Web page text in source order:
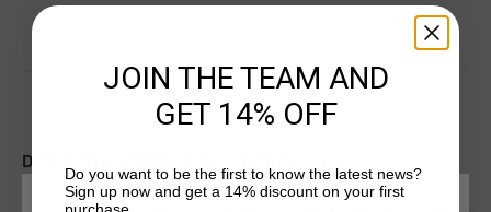
modern, sleek look.
DAS KÖNNTE IHNEN AUCH GEFALLEN
JOIN THE TEAM AND
GET 14% OFF
Do you want to be the first to know the latest news?
Sign up now and get a 14% discount on your first